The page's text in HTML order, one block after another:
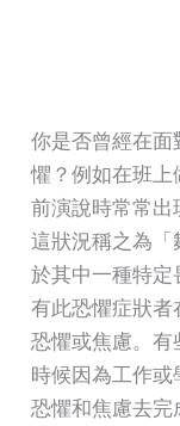
你是否曾經在
懼？例如在班上
前演說時常常
這狀況稱之為「
於其中一種特定
有此恐懼症狀
恐懼或焦慮。有
時候因為工作
恐懼和焦慮去